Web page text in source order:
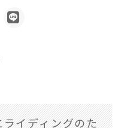
イディングのた